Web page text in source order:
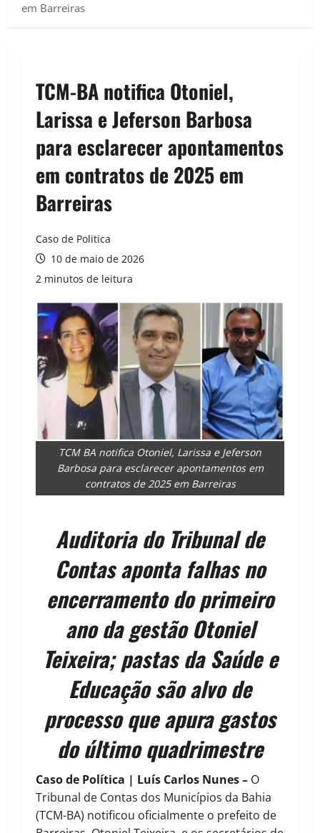
em Barreiras
TCM-BA notifica Otoniel,
Larissa e Jeferson Barbosa
para esclarecer apontamentos
em contratos de 2025 em
Barreiras
Caso de Politica
10 de maio de 2026
2 minutos de leitura
TCM BA notifica Otoniel, Larissa e Jeferson
Barbosa para esclarecer apontamentos em
contratos de 2025 em Barreiras
Auditoria do Tribunal de
Contas aponta falhas no
encerramento do primeiro
ano da gestão Otoniel
Teixeira; pastas da Saúde e
Educação são alvo de
processo que apura gastos
do último quadrimestre
Caso de Política | Luís Carlos Nunes – O
Tribunal de Contas dos Municípios da Bahia
(TCM-BA) notificou oficialmente o prefeito de